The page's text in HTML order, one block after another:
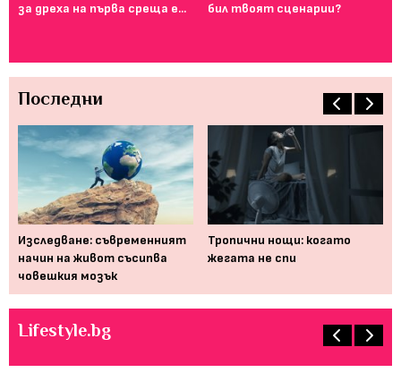
за дреха на първа среща е...
бил твоят сценарии?
Последни
Изследване: съвременният
начин на живот съсипва
човешкия мозък
Тропични нощи: когато
жегата не спи
Lifestyle.bg